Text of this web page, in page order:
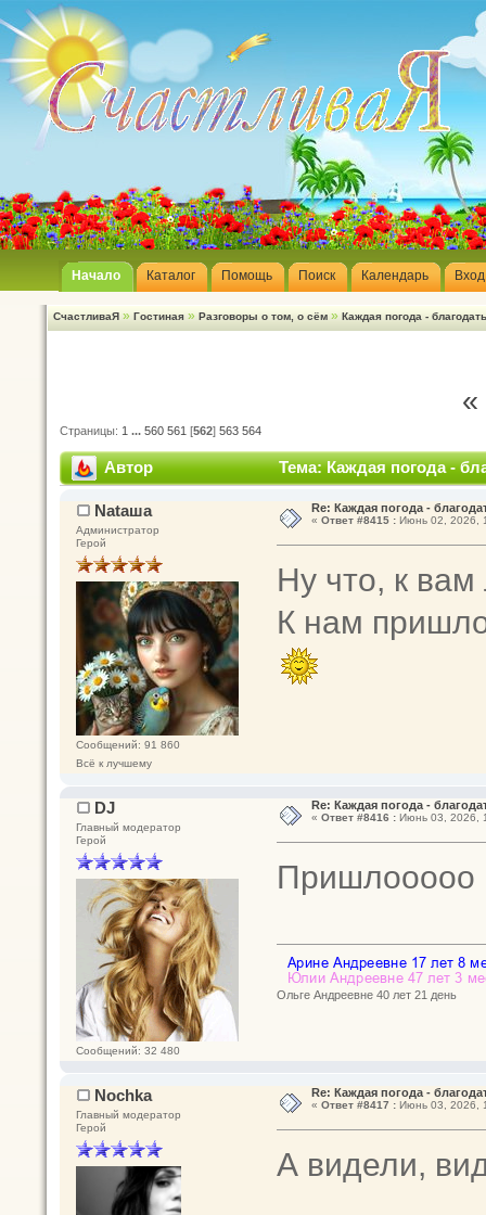
Начало Каталог Помощь Поиск Календарь Вход
СчастливаЯ » Гостиная » Разговоры о том, о сём » Каждая погода -
Страницы: 1 ... 560 561 [562] 563 564
Автор Тема: Каждая погода -
Nataшa
Администратор
Герой
Сообщений: 91 860
Всё к лучшему
Re: Каждая погода -
« Ответ #8415 :Июнь 02, 2026,
Ну что, к
К нам
DJ
Главный модератор
Герой
Сообщений: 32 480
Re: Каждая погода -
« Ответ #8416 :Июнь 03, 2026,
Ольге Андреевне 40 лет 21 день
Nochka
Главный модератор
Герой
Re: Каждая погода -
« Ответ #8417 :Июнь 03, 2026,
А видели,